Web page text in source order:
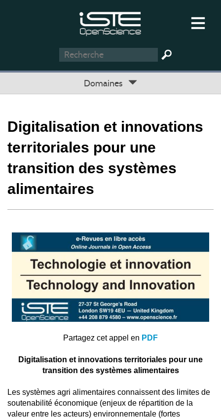
Domaines
Digitalisation et innovations
territoriales pour une
transition des systèmes
alimentaires
Partagez cet appel en PDF
Digitalisation et innovations territoriales pour une
transition des systèmes alimentaires
Les systèmes agri alimentaires connaissent des limites de
soutenabilité économique (enjeux de répartition de la
valeur entre les acteurs) environnementale (fortes